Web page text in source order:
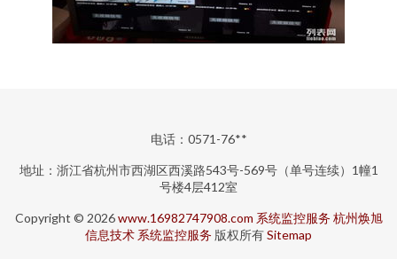
电话：0571-76**
地址：浙江省杭州市西湖区西溪路543号-569号（单号连续）1幢1
号楼4层412室
Copyright © 2026www.16982747908.com 系统监控服务 杭州焕旭
信息技术 系统监控服务 版权所有Sitemap